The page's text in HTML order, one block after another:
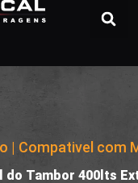
| Compativel com
do Tambor 400lts